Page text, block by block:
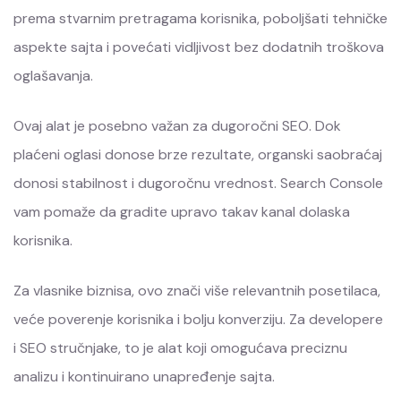
prema stvarnim pretragama korisnika, poboljšati tehničke
aspekte sajta i povećati vidljivost bez dodatnih troškova
oglašavanja.
Ovaj alat je posebno važan za dugoročni SEO. Dok
plaćeni oglasi donose brze rezultate, organski saobraćaj
donosi stabilnost i dugoročnu vrednost. Search Console
vam pomaže da gradite upravo takav kanal dolaska
korisnika.
Za vlasnike biznisa, ovo znači više relevantnih posetilaca,
veće poverenje korisnika i bolju konverziju. Za developere
i SEO stručnjake, to je alat koji omogućava preciznu
analizu i kontinuirano unapređenje sajta.